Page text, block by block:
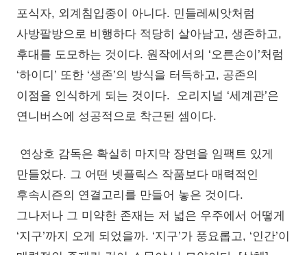
포식자, 외계침입종이 아니다. 민들레씨앗처럼
사방팔방으로 비행하다 적당히 살아남고, 생존하고,
후대를 도모하는 것이다. 원작에서의 ‘오른손이’처럼
‘하이디’ 또한 ‘생존’의 방식을 터득하고, 공존의
이점을 인식하게 되는 것이다. 오리지널 ‘세계관’은
연니버스에 성공적으로 착근된 셈이다.
연상호 감독은 확실히 마지막 장면을 임팩트 있게
만들었다. 그 어떤 넷플릭스 작품보다 매력적인
후속시즌의 연결고리를 만들어 놓은 것이다.
그나저나 그 미약한 존재는 저 넓은 우주에서 어떻게
‘지구’까지 오게 되었을까. ‘지구’가 풍요롭고, ‘인간’이